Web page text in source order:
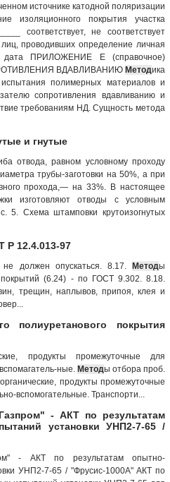
источнике катодной поляризации
изоляционного покрытия участка
соответствует, не соответствует
проводивших определение личная
дата ПРИЛОЖЕНИЕ Е (справочное)
ВДАВЛИВАНИЮ Методика
полимерных материалов и
сопротивления вдавливанию и
требованиям НД. Сущность метода
и гнутые
отвода, равном условному проходу
трубы-заготовки на 50%, а при
прохода,— на 33%. В настоящее
изготовляют отводы с условным
Схема штамповки крутоизогнутых
Р 12.4.013-97
должен опускаться. 8.17. Методы
(6.24) - по ГОСТ 9.302. 8.18.
трещин, наплывов, припоя, клея и
полиуретанового покрытия
продукты промежу­точные для
ные. Методы отбора проб.
продукты про­межуточные
вспомо­гательные. Транспорти...
- АКТ по результатам
установки УНП2-7-65 /
- АКТ по результатам опытно-
УНП2-7-65 / "Фрусис-1000А" АКТ по